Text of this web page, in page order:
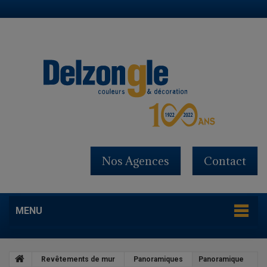
Contact
Nos Agences
MENU
Revêtements de mur Panoramiques
Panoramique